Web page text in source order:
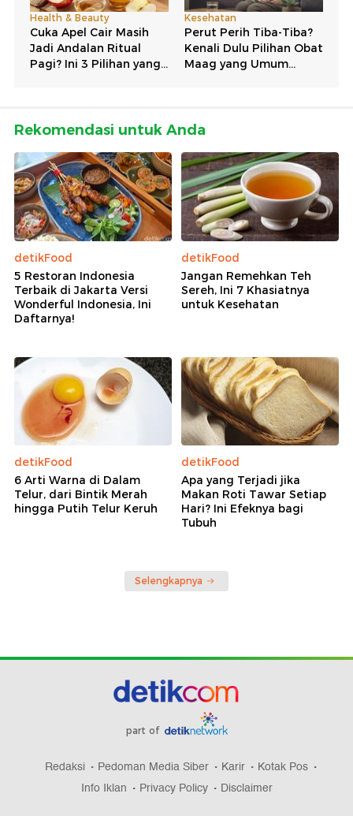
Rekomendasi untuk Anda
detikFood
5 Restoran Indonesia
Terbaik di Jakarta Versi
Wonderful Indonesia, Ini
Daftarnya!
detikFood
Jangan Remehkan Teh
Sereh, Ini 7 Khasiatnya
untuk Kesehatan
detikFood
6 Arti Warna di Dalam
Telur, dari Bintik Merah
hingga Putih Telur Keruh
detikFood
Apa yang Terjadi jika
Makan Roti Tawar Setiap
Hari? Ini Efeknya bagi
Tubuh
Selengkapnya
part of
Redaksi Pedoman Media Siber Karir
Kotak Pos
Info Iklan
Privacy Policy Disclaimer